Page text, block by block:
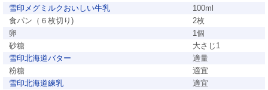
雪印メグミルクおいしい牛乳
100ml
食パン（６枚切り)
2枚
卵
1個
砂糖
大さじ1
雪印北海道バター
適量
粉糖
適宜
雪印北海道練乳
適宜